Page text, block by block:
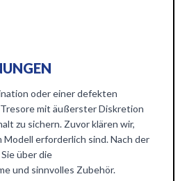
oder einer defekten
mit äußerster Diskretion
zu sichern. Zuvor klären wir,
Modell erforderlich sind. Nach der
über die
und sinnvolles Zubehör.